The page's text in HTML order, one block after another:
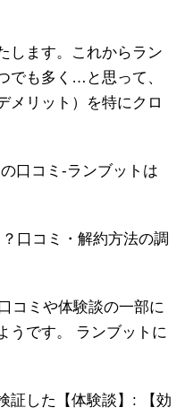
します。これからラン
でも多く…と思って、
メリット）を特にクロ
口コミ-ランブットは
口コミ・解約方法の調
コミや体験談の一部に
うです。 ランブットに
証した【体験談】: 【効